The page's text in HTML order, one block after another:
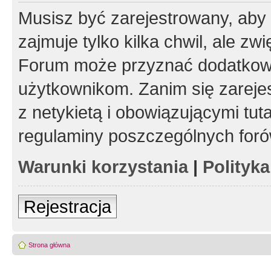
Musisz być zarejestrowany,
zajmuje tylko kilka chwil, ale
Forum może przyznać
użytkownikom. Zanim się
z netykietą i obowiązującymi
regulaminy poszczególnych
Warunki korzystania|
Rejestracja
Strona główna